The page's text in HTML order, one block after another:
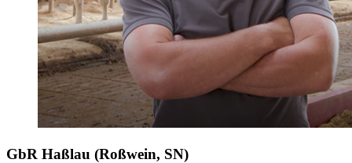
GbR Haßlau (Roßwein, SN)